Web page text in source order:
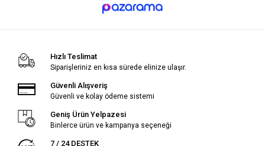
Hızlı Teslimat
Siparişleriniz en kısa sürede elinize ulaşır.
Güvenli Alışveriş
Güvenli ve kolay ödeme sistemi
Geniş Ürün Yelpazesi
Binlerce ürün ve kampanya seçeneği
7 / 24 DESTEK